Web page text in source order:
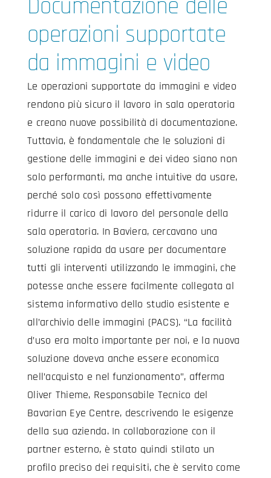
Documentazione delle
operazioni supportate
da immagini e video
Le operazioni supportate da immagini e video
rendono più sicuro il lavoro in sala operatoria
e creano nuove possibilità di documentazione.
Tuttavia, è fondamentale che le soluzioni di
gestione delle immagini e dei video siano non
solo performanti, ma anche intuitive da usare,
perché solo così possono effettivamente
ridurre il carico di lavoro del personale della
sala operatoria. In Baviera, cercavano una
soluzione rapida da usare per documentare
tutti gli interventi utilizzando le immagini, che
potesse anche essere facilmente collegata al
sistema informativo dello studio esistente e
all’archivio delle immagini (PACS). “La facilità
d’uso era molto importante per noi, e la nuova
soluzione doveva anche essere economica
nell’acquisto e nel funzionamento”, afferma
Oliver Thieme, Responsabile Tecnico del
Bavarian Eye Centre, descrivendo le esigenze
della sua azienda. In collaborazione con il
partner esterno, è stato quindi stilato un
profilo preciso dei requisiti, che è servito come